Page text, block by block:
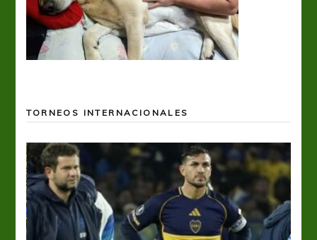
TORNEOS INTERNACIONALES